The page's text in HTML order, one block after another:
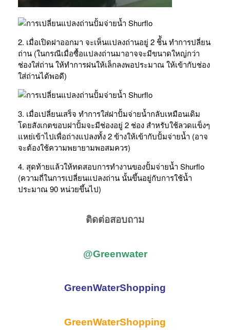
2. เมื่อเปิดฝาออกมา จะเห็นแปลงถ่านอยู่ 2 ชิ้ัน ทำการปลี่ยน
ถ่าน (ในกรณีเมื่อซื้อแปลงถ่านมาอาจจะมีขนาดใหญ่กว่า
ช่องใส่ถ่าน ให้ทำการฝนให้เล็กลงพอประมาณ ให้เข้ากับช่อง
ใส่ถ่านได้พอดี)
3. เมื่อเปลี่ยนเสร็จ ทำการใส่ฝาปั้มจ่ายน้ำกลับเหมือนเดิม
โดยสังเกตขอบฝาปั้มจะมีช่องอยู่ 2 ช่อง สำหรับใช้ลวดแข็งๆ
แหย่เข้าไปเพื่อถ่างแปลงทั้ง 2 ข้างให้เข้ากับปั้มจ่ายน้ำ (อาจ
จะต้องใช้ความพยายามพอสมควร)
4. สุดท้ายแล้วให้ทดสอบการทำงานของปั้มจ่ายน้ำ Shurflo
(ความถี่ในการเปลี่ยนแปลงถ่าน นั้นขึ้นอยู่กับการใช้น้ำ
ประมาณ 90 หน่วยขึ้นไป)
ติดต่อสอบถาม
@Greenwater
GreenWaterShopping
GreenWaterShopping